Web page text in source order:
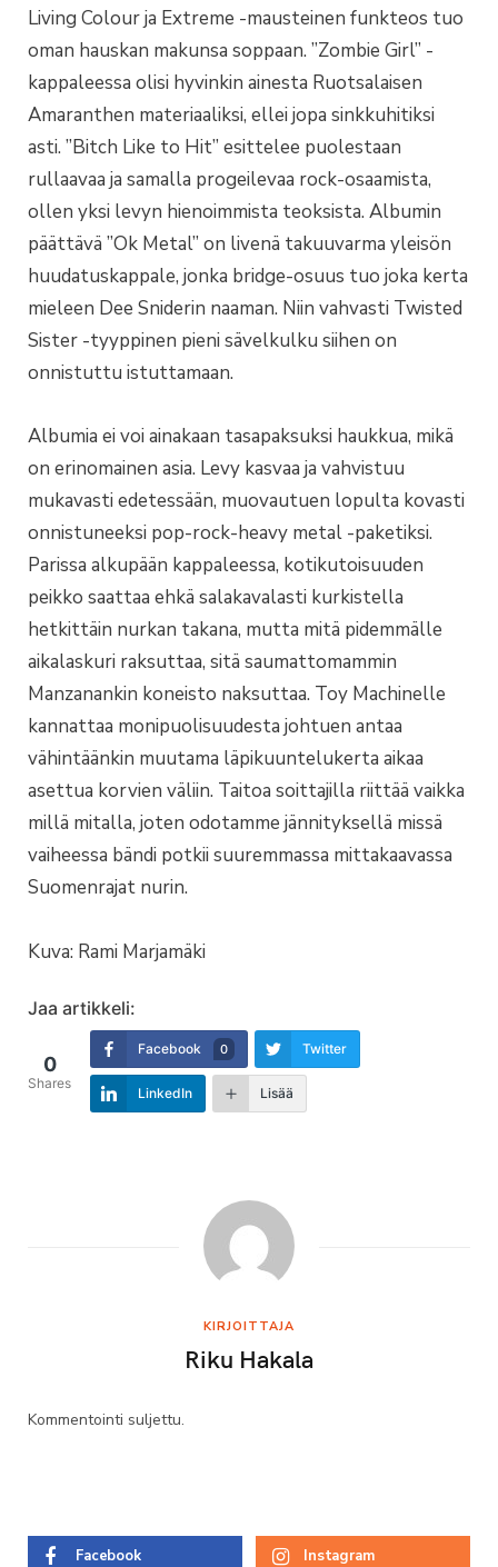
Living Colour ja Extreme -mausteinen funkteos tuo
oman hauskan makunsa soppaan. ”Zombie Girl” -
kappaleessa olisi hyvinkin ainesta Ruotsalaisen
Amaranthen materiaaliksi, ellei jopa sinkkuhitiksi
asti. ”Bitch Like to Hit” esittelee puolestaan
rullaavaa ja samalla progeilevaa rock-osaamista,
ollen yksi levyn hienoimmista teoksista. Albumin
päättävä ”Ok Metal” on livenä takuuvarma yleisön
huudatuskappale, jonka bridge-osuus tuo joka kerta
mieleen Dee Sniderin naaman. Niin vahvasti Twisted
Sister -tyyppinen pieni sävelkulku siihen on
onnistuttu istuttamaan.
Albumia ei voi ainakaan tasapaksuksi haukkua, mikä
on erinomainen asia. Levy kasvaa ja vahvistuu
mukavasti edetessään, muovautuen lopulta kovasti
onnistuneeksi pop-rock-heavy metal -paketiksi.
Parissa alkupään kappaleessa, kotikutoisuuden
peikko saattaa ehkä salakavalasti kurkistella
hetkittäin nurkan takana, mutta mitä pidemmälle
aikalaskuri raksuttaa, sitä saumattomammin
Manzanankin koneisto naksuttaa. Toy Machinelle
kannattaa monipuolisuudesta johtuen antaa
vähintäänkin muutama läpikuuntelukerta aikaa
asettua korvien väliin. Taitoa soittajilla riittää vaikka
millä mitalla, joten odotamme jännityksellä missä
vaiheessa bändi potkii suuremmassa mittakaavassa
Suomenrajat nurin.
Kuva: Rami Marjamäki
Jaa artikkeli:
0
Shares
Facebook 0 Twitter
LinkedIn Lisää
KIRJOITTAJA
Riku Hakala
Kommentointi suljettu.
Facebook Instagram